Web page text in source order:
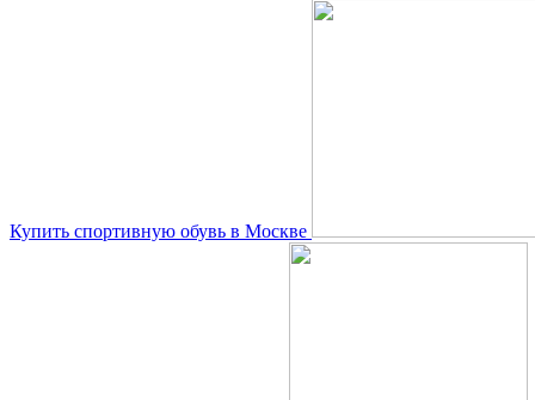
Купить спортивную обувь в Москве